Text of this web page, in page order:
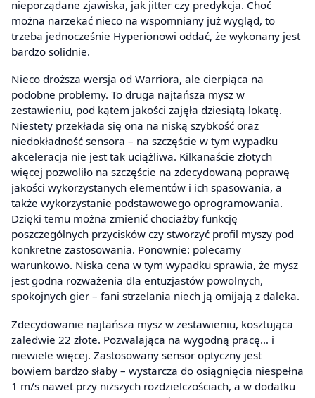
nieporządane zjawiska, jak jitter czy predykcja. Choć
można narzekać nieco na wspomniany już wygląd, to
trzeba jednocześnie Hyperionowi oddać, że wykonany jest
bardzo solidnie.
Nieco droższa wersja od Warriora, ale cierpiąca na
podobne problemy. To druga najtańsza mysz w
zestawieniu, pod kątem jakości zajęła dziesiątą lokatę.
Niestety przekłada się ona na niską szybkość oraz
niedokładność sensora – na szczęście w tym wypadku
akceleracja nie jest tak uciążliwa. Kilkanaście złotych
więcej pozwoliło na szczęście na zdecydowaną poprawę
jakości wykorzystanych elementów i ich spasowania, a
także wykorzystanie podstawowego oprogramowania.
Dzięki temu można zmienić chociażby funkcję
poszczególnych przycisków czy stworzyć profil myszy pod
konkretne zastosowania. Ponownie: polecamy
warunkowo. Niska cena w tym wypadku sprawia, że mysz
jest godna rozważenia dla entuzjastów powolnych,
spokojnych gier – fani strzelania niech ją omijają z daleka.
Zdecydowanie najtańsza mysz w zestawieniu, kosztująca
zaledwie 22 złote. Pozwalająca na wygodną pracę… i
niewiele więcej. Zastosowany sensor optyczny jest
bowiem bardzo słaby – wystarcza do osiągnięcia niespełna
1 m/s nawet przy niższych rozdzielczościach, a w dodatku